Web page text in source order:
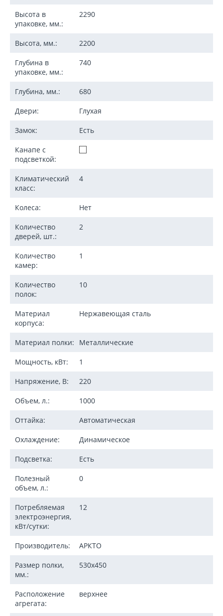
Высота в
упаковке, мм.:
2290
Высота, мм.: 2200
Глубина в
упаковке, мм.:
740
Глубина, мм.: 680
Двери: Глухая
Замок: Есть
Канапе с
подсветкой:
Климатический
класс:
4
Колеса: Нет
Количество
дверей, шт.:
2
Количество
камер:
1
Количество
полок:
10
Материал
корпуса:
Нержавеющая сталь
Материал полки: Металлические
Мощность, кВт: 1
Напряжение, В: 220
Объем, л.: 1000
Оттайка: Автоматическая
Охлаждение: Динамическое
Подсветка: Есть
Полезный
объем, л.:
0
Потребляемая
электроэнергия,
кВт/сутки:
12
Производитель: АРКТО
Размер полки,
мм.:
530x450
Расположение
агрегата:
верхнее